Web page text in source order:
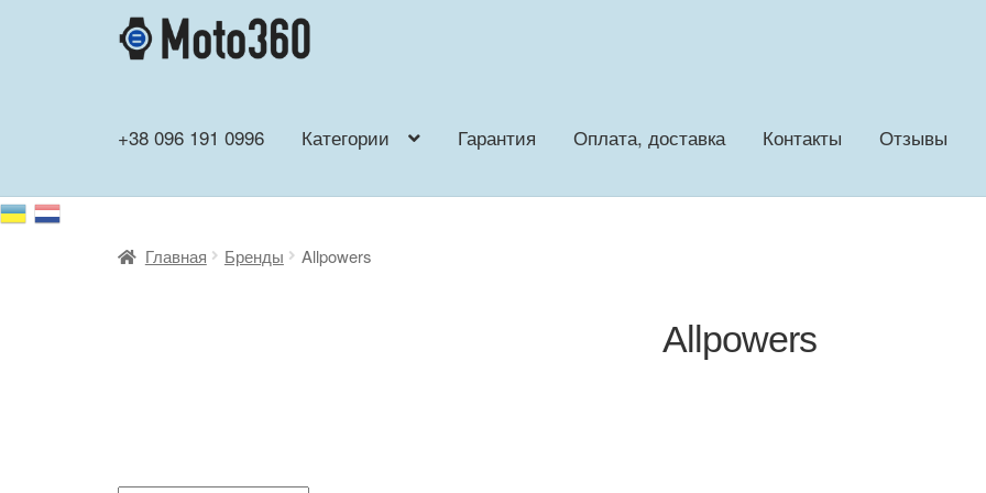
Перейти
к
Перейти
к
+38 096 191 0996 Категории Гарантия Оплата, доставка Контакты Отзывы
Главная Бренды Allpowers
Allpowers